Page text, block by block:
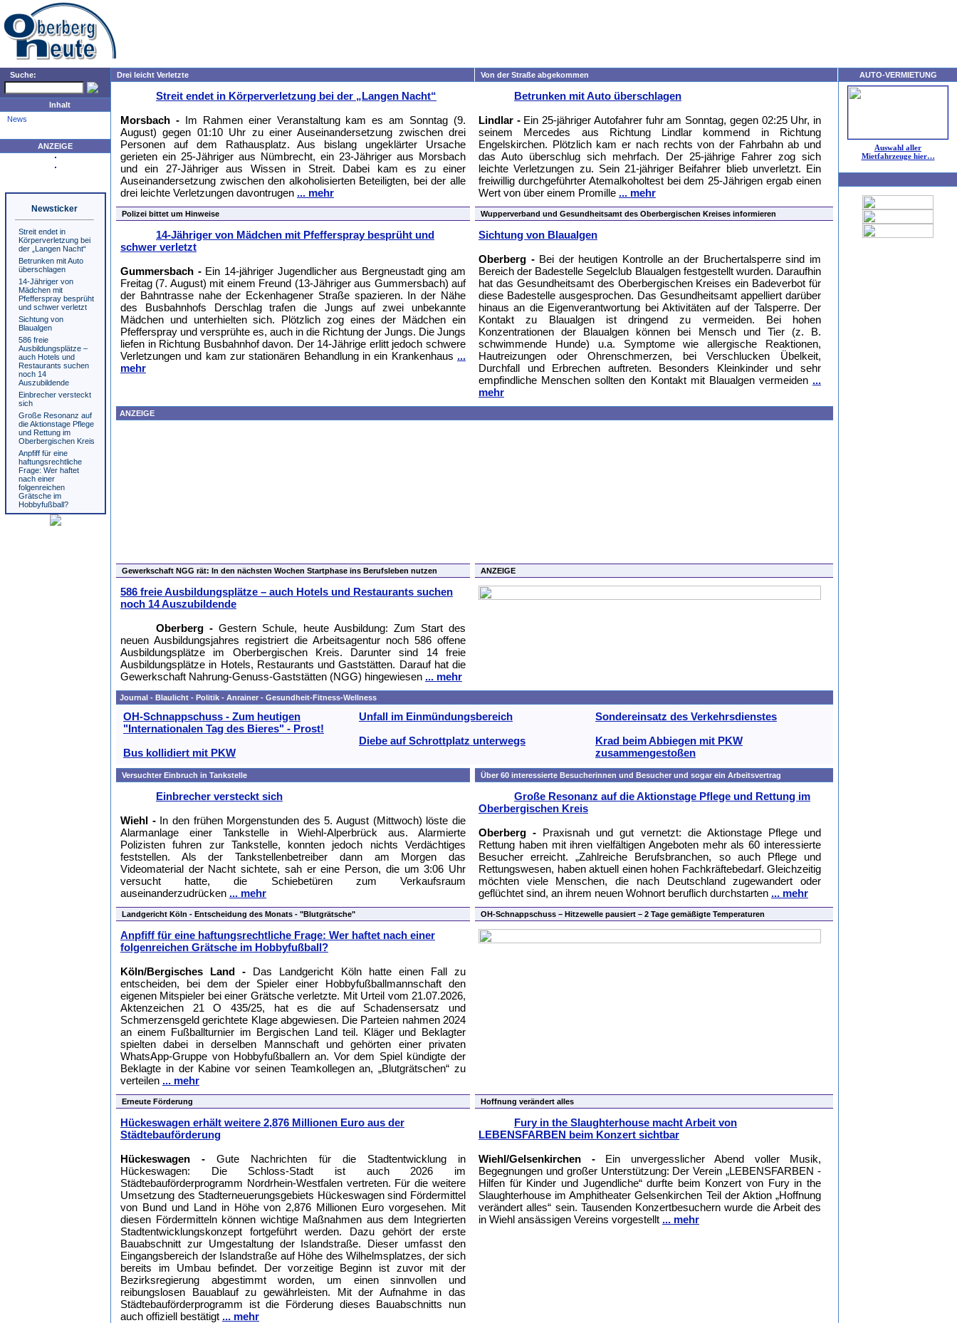
Suche:
Inhalt
News
ANZEIGE
Newsticker
Streit endet in
Körperverletzung bei
der „Langen Nacht“
Betrunken mit Auto
überschlagen
14-Jähriger von
Mädchen mit
Pfefferspray besprüht
und schwer verletzt
Sichtung von
Blaualgen
586 freie
Ausbildungsplätze –
auch Hotels und
Restaurants suchen
noch 14
Auszubildende
Einbrecher versteckt
sich
Große Resonanz auf
die Aktionstage Pflege
und Rettung im
Oberbergischen Kreis
Anpfiff für eine
haftungsrechtliche
Frage: Wer haftet
nach einer
folgenreichen
Grätsche im
Hobbyfußball?
Drei leicht Verletzte
Streit endet in Körperverletzung bei der „Langen Nacht“
Morsbach - Im Rahmen einer Veranstaltung kam es am Sonntag (9.
August) gegen 01:10 Uhr zu einer Auseinandersetzung zwischen drei
Personen auf dem Rathausplatz. Aus bislang ungeklärter Ursache
gerieten ein 25-Jähriger aus Nümbrecht, ein 23-Jähriger aus Morsbach
und ein 27-Jähriger aus Wissen in Streit. Dabei kam es zu einer
Auseinandersetzung zwischen den alkoholisierten Beteiligten, bei der alle
drei leichte Verletzungen davontrugen ... mehr
Von der Straße abgekommen
Betrunken mit Auto überschlagen
Lindlar -Ein 25-jähriger Autofahrer fuhr am Sonntag, gegen 02:25 Uhr, in
seinem Mercedes aus Richtung Lindlar kommend in Richtung
Engelskirchen. Plötzlich kam er nach rechts von der Fahrbahn ab und
das Auto überschlug sich mehrfach. Der 25-jährige Fahrer zog sich
leichte Verletzungen zu. Sein 21-jähriger Beifahrer blieb unverletzt. Ein
freiwillig durchgeführter Atemalkoholtest bei dem 25-Jährigen ergab einen
Wert von über einem Promille ... mehr
Polizei bittet um Hinweise
14-Jähriger von Mädchen mit Pfefferspray besprüht und
schwer verletzt
Gummersbach - Ein 14-jähriger Jugendlicher aus Bergneustadt ging am
Freitag (7. August) mit einem Freund (13-Jähriger aus Gummersbach) auf
der Bahntrasse nahe der Eckenhagener Straße spazieren. In der Nähe
des Busbahnhofs Derschlag trafen die Jungs auf zwei unbekannte
Mädchen und unterhielten sich. Plötzlich zog eines der Mädchen ein
Pfefferspray und versprühte es, auch in die Richtung der Jungs. Die Jungs
liefen in Richtung Busbahnhof davon. Der 14-Jährige erlitt jedoch schwere
Verletzungen und kam zur stationären Behandlung in ein Krankenhaus ...
mehr
Wupperverband und Gesundheitsamt des Oberbergischen Kreises informieren
Sichtung von Blaualgen
Oberberg -Bei der heutigen Kontrolle an der Bruchertalsperre sind im
Bereich der Badestelle Segelclub Blaualgen festgestellt wurden. Daraufhin
hat das Gesundheitsamt des Oberbergischen Kreises ein Badeverbot für
diese Badestelle ausgesprochen. Das Gesundheitsamt appelliert darüber
hinaus an die Eigenverantwortung bei Aktivitäten auf der Talsperre. Der
Kontakt zu Blaualgen ist dringend zu vermeiden. Bei hohen
Konzentrationen der Blaualgen können bei Mensch und Tier (z. B.
schwimmende Hunde) u.a. Symptome wie allergische Reaktionen,
Hautreizungen oder Ohrenschmerzen, bei Verschlucken Übelkeit,
Durchfall und Erbrechen auftreten. Besonders Kleinkinder und sehr
empfindliche Menschen sollten den Kontakt mit Blaualgen vermeiden ...
mehr
ANZEIGE
Gewerkschaft NGG rät: In den nächsten Wochen Startphase ins Berufsleben nutzen
586 freie Ausbildungsplätze – auch Hotels und Restaurants suchen
noch 14 Auszubildende
Oberberg - Gestern Schule, heute Ausbildung: Zum Start des
neuen Ausbildungsjahres registriert die Arbeitsagentur noch 586 offene
Ausbildungsplätze im Oberbergischen Kreis. Darunter sind 14 freie
Ausbildungsplätze in Hotels, Restaurants und Gaststätten. Darauf hat die
Gewerkschaft Nahrung-Genuss-Gaststätten (NGG) hingewiesen ... mehr
ANZEIGE
Journal - Blaulicht - Politik - Anrainer - Gesundheit-Fitness-Wellness
OH-Schnappschuss - Zum heutigen
"Internationalen Tag des Bieres" - Prost!
Bus kollidiert mit PKW
Unfall im Einmündungsbereich
Diebe auf Schrottplatz unterwegs
Sondereinsatz des Verkehrsdienstes
Krad beim Abbiegen mit PKW
zusammengestoßen
Versuchter Einbruch in Tankstelle
Einbrecher versteckt sich
Wiehl -In den frühen Morgenstunden des 5. August (Mittwoch) löste die
Alarmanlage einer Tankstelle in Wiehl-Alperbrück aus. Alarmierte
Polizisten fuhren zur Tankstelle, konnten jedoch nichts Verdächtiges
feststellen. Als der Tankstellenbetreiber dann am Morgen das
Videomaterial der Nacht sichtete, sah er eine Person, die um 3:06 Uhr
versucht hatte, die Schiebetüren zum Verkaufsraum
auseinanderzudrücken ... mehr
Über 60 interessierte Besucherinnen und Besucher und sogar ein Arbeitsvertrag
Große Resonanz auf die Aktionstage Pflege und Rettung im
Oberbergischen Kreis
Oberberg - Praxisnah und gut vernetzt: die Aktionstage Pflege und
Rettung haben mit ihren vielfältigen Angeboten mehr als 60 interessierte
Besucher erreicht. „Zahlreiche Berufsbranchen, so auch Pflege und
Rettungswesen, haben aktuell einen hohen Fachkräftebedarf. Gleichzeitig
möchten viele Menschen, die nach Deutschland zugewandert oder
geflüchtet sind, an ihrem neuen Wohnort beruflich durchstarten ... mehr
Landgericht Köln - Entscheidung des Monats - "Blutgrätsche"
Anpfiff für eine haftungsrechtliche Frage: Wer haftet nach einer
folgenreichen Grätsche im Hobbyfußball?
Köln/Bergisches Land - Das Landgericht Köln hatte einen Fall zu
entscheiden, bei dem der Spieler einer Hobbyfußballmannschaft den
eigenen Mitspieler bei einer Grätsche verletzte. Mit Urteil vom 21.07.2026,
Aktenzeichen 21 O 435/25, hat es die auf Schadensersatz und
Schmerzensgeld gerichtete Klage abgewiesen. Die Parteien nahmen 2024
an einem Fußballturnier im Bergischen Land teil. Kläger und Beklagter
spielten dabei in derselben Mannschaft und gehörten einer privaten
WhatsApp-Gruppe von Hobbyfußballern an. Vor dem Spiel kündigte der
Beklagte in der Kabine vor seinen Teamkollegen an, „Blutgrätschen“ zu
verteilen ... mehr
OH-Schnappschuss – Hitzewelle pausiert – 2 Tage gemäßigte Temperaturen
Erneute Förderung
Hückeswagen erhält weitere 2,876 Millionen Euro aus der
Städtebauförderung
Hückeswagen - Gute Nachrichten für die Stadtentwicklung in
Hückeswagen: Die Schloss-Stadt ist auch 2026 im
Städtebauförderprogramm Nordrhein-Westfalen vertreten. Für die weitere
Umsetzung des Stadterneuerungsgebiets Hückeswagen sind Fördermittel
von Bund und Land in Höhe von 2,876 Millionen Euro vorgesehen. Mit
diesen Fördermitteln können wichtige Maßnahmen aus dem Integrierten
Stadtentwicklungskonzept fortgeführt werden. Dazu gehört der erste
Bauabschnitt zur Umgestaltung der Islandstraße. Dieser umfasst den
Eingangsbereich der Islandstraße auf Höhe des Wilhelmsplatzes, der sich
bereits im Umbau befindet. Der vorzeitige Beginn ist zuvor mit der
Bezirksregierung abgestimmt worden, um einen sinnvollen und
reibungslosen Bauablauf zu gewährleisten. Mit der Aufnahme in das
Städtebauförderprogramm ist die Förderung dieses Bauabschnitts nun
auch offiziell bestätigt ... mehr
Hoffnung verändert alles
Fury in the Slaughterhouse macht Arbeit von
LEBENSFARBEN beim Konzert sichtbar
Wiehl/Gelsenkirchen -Ein unvergesslicher Abend voller Musik,
Begegnungen und großer Unterstützung: Der Verein „LEBENSFARBEN -
Hilfen für Kinder und Jugendliche“ durfte beim Konzert von Fury in the
Slaughterhouse im Amphitheater Gelsenkirchen Teil der Aktion „Hoffnung
verändert alles“ sein. Tausenden Konzertbesuchern wurde die Arbeit des
in Wiehl ansässigen Vereins vorgestellt ... mehr
AUTO-VERMIETUNG
Auswahl aller
Mietfahrzeuge hier…